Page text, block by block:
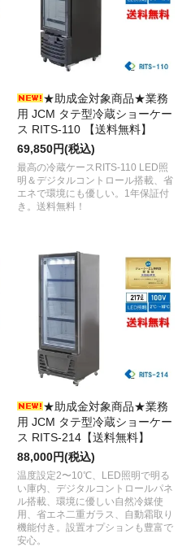
★助成金対象商品★業務
用 JCM タテ型冷蔵ショーケー
ス RITS-110 【送料無料】
69,850円(税込)
最高の冷蔵ケースRITS-110 LED照
明＆デジタルコントロール搭載、省
エネで環境にも優しい。1年保証付
き。送料無料！
★助成金対象商品★業務
用 JCM タテ型冷蔵ショーケー
ス RITS-214【送料無料】
88,000円(税込)
温度設定2〜10℃、LED照明で明る
い庫内、デジタルコントロールパネ
ル搭載、環境に優しい自然冷媒使
用、省エネ二重ガラス、自動霜取り
機能付き。設置オプションも豊富で
安心。